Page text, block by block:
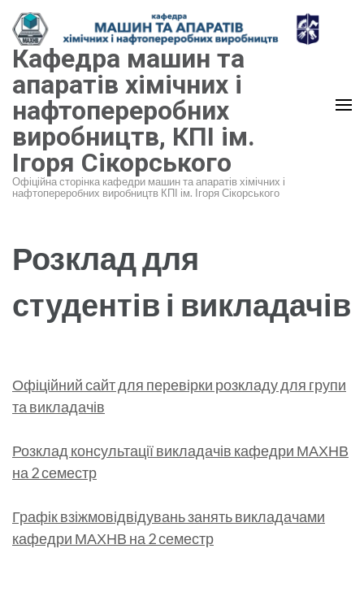
Перейти
до
вмісту
(натисніть
Enter)
Кафедра машин та
апаратів хімічних і
нафтопереробних
виробництв, КПІ ім.
Ігоря Сікорського
Офіційна сторінка кафедри машин та апаратів хімічних і
нафтопереробних виробництв КПІ ім. Ігоря Сікорського
Розклад для
студентів і викладачів
Офіційний сайт для перевірки розкладу для групи
та викладачів
Розклад консультації викладачів кафедри МАХНВ
на 2 семестр
Графік взіжмовідвідувань занять викладачами
кафедри МАХНВ на 2 семестр